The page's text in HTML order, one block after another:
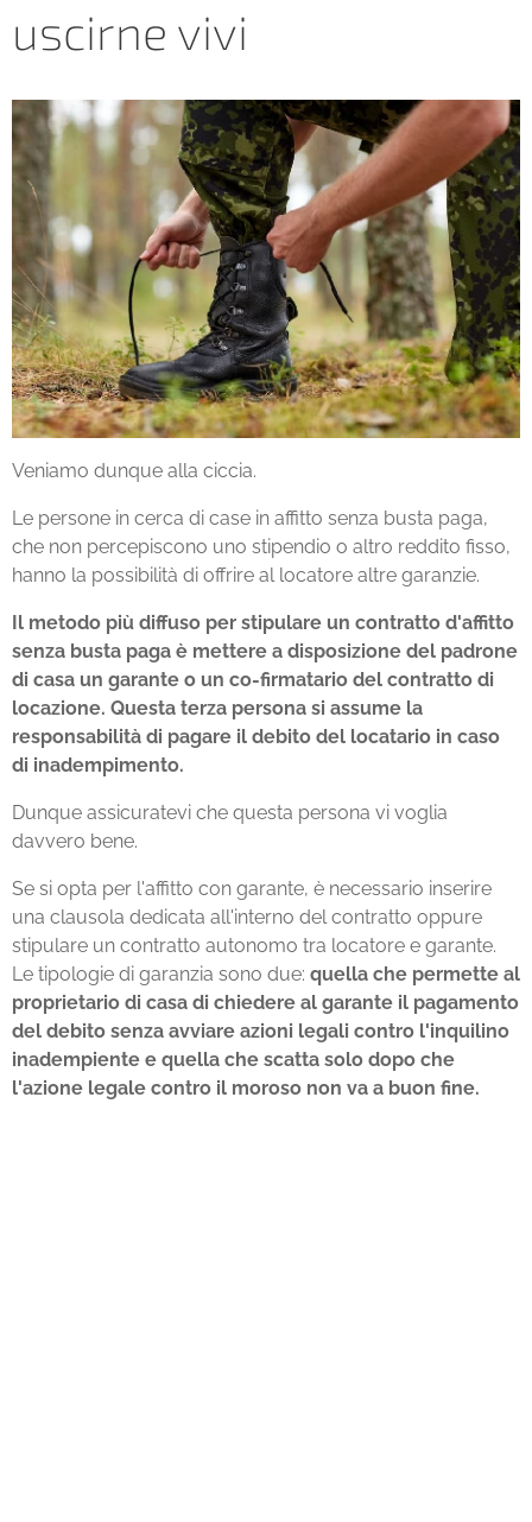
uscirne vivi
Veniamo dunque alla ciccia.
Le persone in cerca di case in affitto senza busta paga,
che non percepiscono uno stipendio o altro reddito fisso,
hanno la possibilità di offrire al locatore altre garanzie.
Il metodo più diffuso per stipulare un contratto d'affitto
senza busta paga è mettere a disposizione del padrone
di casa un garante o un co-firmatario del contratto di
locazione. Questa terza persona si assume la
responsabilità di pagare il debito del locatario in caso
di inadempimento.
Dunque assicuratevi che questa persona vi voglia
davvero bene.
Se si opta per l'affitto con garante, è necessario inserire
una clausola dedicata all'interno del contratto oppure
stipulare un contratto autonomo tra locatore e garante.
Le tipologie di garanzia sono due: quella che permette al
proprietario di casa di chiedere al garante il pagamento
del debito senza avviare azioni legali contro l'inquilino
inadempiente e quella che scatta solo dopo che
l'azione legale contro il moroso non va a buon fine.